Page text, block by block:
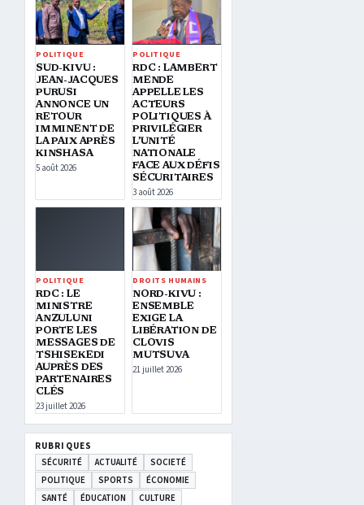
POLITIQUE
SUD-KIVU :
JEAN-JACQUES
PURUSI
ANNONCE UN
RETOUR
IMMINENT DE
LA PAIX APRÈS
KINSHASA
5 août 2026
POLITIQUE
RDC : LAMBERT
MENDE
APPELLE LES
ACTEURS
POLITIQUES À
PRIVILÉGIER
L’UNITÉ
NATIONALE
FACE AUX DÉFIS
SÉCURITAIRES
3 août 2026
POLITIQUE
RDC : LE
MINISTRE
ANZULUNI
PORTE LES
MESSAGES DE
TSHISEKEDI
AUPRÈS DES
PARTENAIRES
CLÉS
23 juillet 2026
DROITS HUMAINS
NORD-KIVU :
ENSEMBLE
EXIGE LA
LIBÉRATION DE
CLOVIS
MUTSUVA
21 juillet 2026
RUBRIQUES
SÉCURITÉ
ACTUALITÉ
SOCIETÉ
POLITIQUE
SPORTS
ÉCONOMIE
SANTÉ
ÉDUCATION
CULTURE